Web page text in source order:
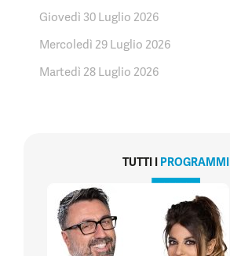
Giovedì 30 Luglio 2026
Mercoledì 29 Luglio 2026
Martedì 28 Luglio 2026
TUTTI I PROGRAMMI